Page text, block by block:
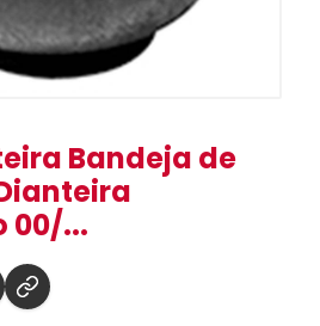
Bandeja de
00/...